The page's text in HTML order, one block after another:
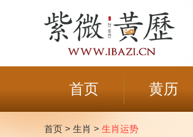
首页 黄历
首页 > 生肖 > 生肖运势